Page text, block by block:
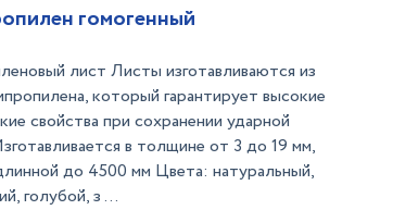
гомогенный
лист Листы изготавливаются из
который гарантирует высокие
свойства при сохранении ударной
в толщине от 3 до 19 мм,
до 4500 мм Цвета: натуральный,
голубой, з ...